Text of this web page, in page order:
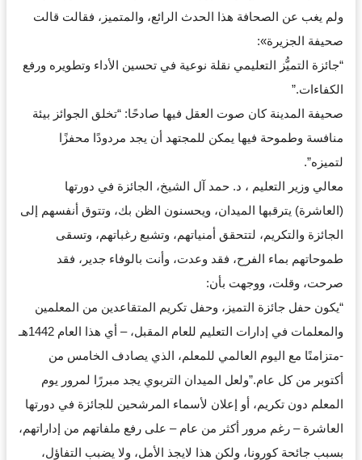
ولم يغب عن الصحافة هذا الحدث الرائع، والمتميز، فقالت قالت
صحيفة الجزيرة»:
“جائزة التميُّز التعليمي نقلة نوعية في تحسين الأداء وتطويره ورفع
الكفاءات.”
صحيفة المدينة كان صوت العقل فيها صادحًا: “تخلق الجوائز بيئة
منافسة وطموحة فيها يمكن للمجتهد أن يجد مردودًا محفزًا
لتميزه”.
معالي وزير التعليم ، د. حمد آل الشيخ، الجائزة في دورتها
(العاشرة) يترقبها الميدان، ويحسنون الظن بك، وتتوق أنفسهم إلى
الجائزة والتكريم، لتتحقق أمنياتهم، وتشبع رغباتهم، وتسقى
طموحاتهم بماء الفرح، فقد وعدت، وأنت بالوفاء جدير، فقد
صرحت، وقلت، ووجهت بأن:
“يكون حفل جائزة التميز، وحفل تكريم المتقاعدين من المعلمين
والمعلمات في إدارات التعليم للعام المقبل، – أي هذا العام 1442هـ
-متزامنًا مع اليوم العالمي للمعلم، الذي يصادف الخامس من
أكتوبر من كل عام.”ولعل الميدان التربوي يجد مبررًا لمرور يوم
المعلم دون تكريم، أو إعلان لأسماء المرشحين للجائزة في دورتها
العاشرة – رغم مرور أكثر من عام – على رفع ملفاتهم من إداراتهم،
بسبب جائحة كورونا، ولكن هذا لايجذ الأمل، ولا يضبب التفاؤل،